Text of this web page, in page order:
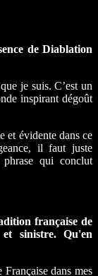
de Diablation
je suis. C’est un
inspirant dégoût
et évidente dans ce
il faut juste
phrase qui conclut
française de
sinistre. Qu'en
dans mes